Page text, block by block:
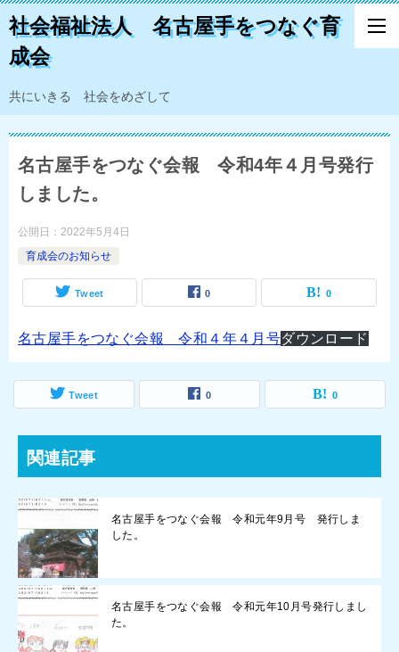
社会福祉法人 名古屋手をつなぐ育
成会
共にいきる 社会をめざして
名古屋手をつなぐ会報 令和4年４月号発行
しました。
公開日： 2022年5月4日
育成会のお知らせ
Tweet 0 0
名古屋手をつなぐ会報 令和４年４月号ダウンロード
Tweet 0 0
関連記事
名古屋手をつなぐ会報 令和元年9月号 発行しま
した。
名古屋手をつなぐ会報 令和元年10月号発行しまし
た。